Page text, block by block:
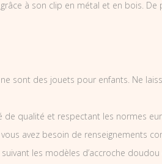
à son clip en métal et en bois. De
sont des jouets pour enfants. Ne
qualité et respectant les normes
avez besoin de renseignements
les modèles d’accroche